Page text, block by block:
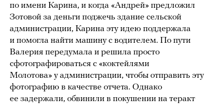
по имени Карина, и когда «Андрей» предложил
Зотовой за деньги поджечь здание сельской
администрации, Карина эту идею поддержала
и помогла найти машину с водителем. По пути
Валерия передумала и решила просто
сфотографироваться с «коктейлями
Молотова» у администрации, чтобы отправить эту
фотографию в качестве отчета. Однако
ее задержали, обвинили в покушении на теракт